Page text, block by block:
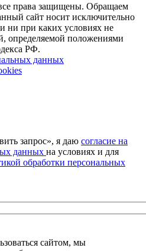
права защищены. Обращаем
сайт носит исключительно
ни при каких условиях не
определяемой положениями
РФ.
данных
запрос», я даю согласие на
данных на условиях и для
обработки персональных
сайтом, мы